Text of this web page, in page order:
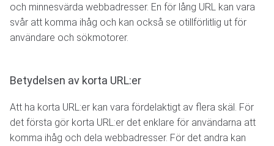
och minnesvärda webbadresser. En för lång URL kan vara
svår att komma ihåg och kan också se otillförlitlig ut för
användare och sökmotorer.
Betydelsen av korta URL:er
Att ha korta URL:er kan vara fördelaktigt av flera skäl. För
det första gör korta URL:er det enklare för användarna att
komma ihåg och dela webbadresser. För det andra kan